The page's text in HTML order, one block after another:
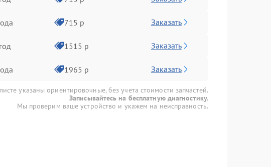
715 р Заказать
1515 р Заказать
1965 р Заказать
указаны ориентировочные, без учета стоимости запчастей.
Записывайтесь на бесплатную диагностику.
Мы проверим ваше устройство и укажем на неисправность.